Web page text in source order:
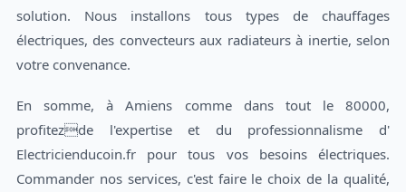
solution. Nous installons tous types de chauffages
électriques, des convecteurs aux radiateurs à inertie, selon
votre convenance.
En somme, à Amiens comme dans tout le 80000,
profitezde l'expertise et du professionnalisme d'
Electricienducoin.fr pour tous vos besoins électriques.
Commander nos services, c'est faire le choix de la qualité,